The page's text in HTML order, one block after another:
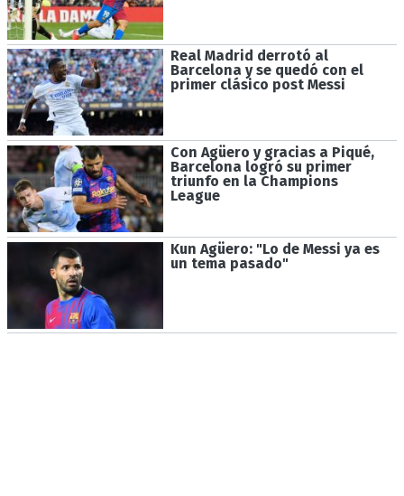
Real Madrid derrotó al
Barcelona y se quedó con el
primer clásico post Messi
Con Agüero y gracias a Piqué,
Barcelona logró su primer
triunfo en la Champions
League
Kun Agüero: "Lo de Messi ya es
un tema pasado"